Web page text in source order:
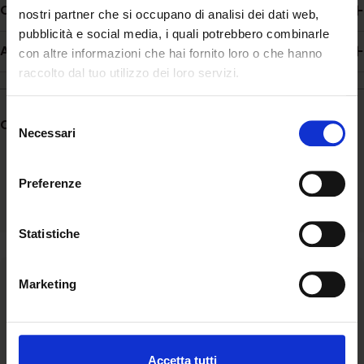
nostri partner che si occupano di analisi dei dati web,
pubblicità e social media, i quali potrebbero combinarle
con altre informazioni che hai fornito loro o che hanno
raccolto dal tuo utilizzo dei loro servizi.
delNecessari
Preferenze
Statistiche
Marketing
Accetta tutti
Composizione
Additivi
Condividere:
Ascolto
Siamo al fianco della comunità ascoltandone bisogni e